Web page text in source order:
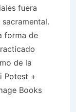
fuera
forma de
de la
Potest +
Books